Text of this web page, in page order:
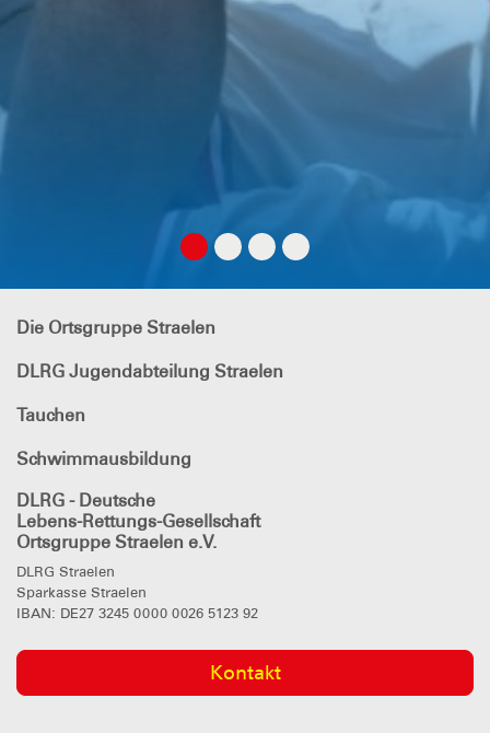
Die Ortsgruppe Straelen
DLRG Jugendabteilung Straelen
Tauchen
Schwimmausbildung
DLRG - Deutsche
Lebens-Rettungs-Gesellschaft
Ortsgruppe Straelen e.V.
DLRG Straelen
Sparkasse Straelen
IBAN: DE27 3245 0000 0026 5123 92
Kontakt